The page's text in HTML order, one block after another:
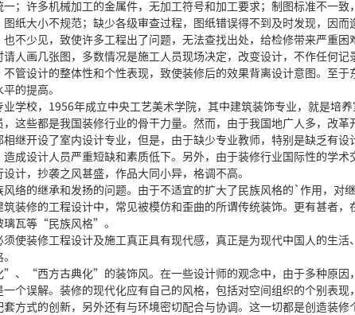
许多机械加工的金属件，无加工符号和加工要求；制图标准不一致
纸大小不规范；缺少各级审查过程，图纸错误得不到及时发现，因而
不少见，致使许多工程出了问题，无法查找出处，给检修带来严重困
画几张图，多数情况是施工人员现场决定，改变设计，不作任何记
管设计的整体性和个性表现，致使装修后的效果背离设计意图。至于
的提高。
校，1956年成立中央工艺美术学院，其中建筑装饰专业，就是培养
这些都是我国装修行业的骨干力量。然而，由于我国地广人多，改革
继开设了室内设计专业，但是，由于缺少专业教师，特别是缺乏有设
成设计人员严重短缺和素质低下。另外，由于装修行业国际性的学术
计，抄袭之风甚盛，作品大同小异，格调不高。
的继承和发扬的问题。由于不适宜的扩大了民族风格的`作用，对
装修的工程设计中，常见被模仿和歪曲的所谓传统装饰。更有甚者，
璃瓦等“民族风格”。
装修工程设计及施工真正具有现代感，真正是为现代中国人的生活
“西方古典化”的装饰风。在一些设计师的观念中，由于多种原因
误解。装修的现代化应有自己的风格，包括对空间组织的个别表现
方式的创新，另外还有与环境密切配合与协调。这一切都是创造装修